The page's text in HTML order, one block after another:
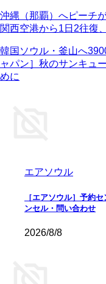
沖縄（那覇）へピーチ
関西空港から1日2往復
韓国ソウル・釜山へ
ャパン］秋のサンキュ
めに
エアソウル
［エアソウル］予約
ンセル・問い合わせ
2026/8/8